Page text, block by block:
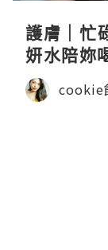
護膚｜忙
妍水陪妳
cookie